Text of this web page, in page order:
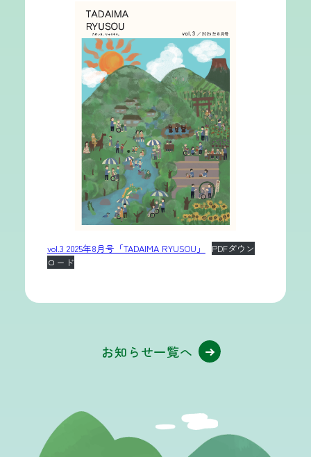
vol.3 2025年8月号「TADAIMA RYUSOU」
PDFダウン
ロード
お知らせ一覧へ